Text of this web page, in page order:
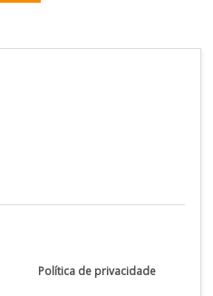
Política de privacidade